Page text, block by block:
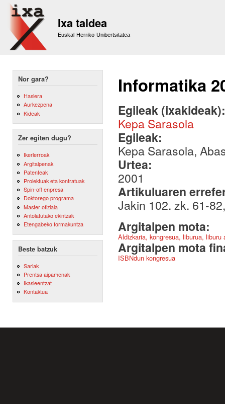
Ixa taldea
Euskal Herriko Unibertsitatea
Nor gara?
Hasiera
Aurkezpena
Kideak
Zer egiten dugu?
Ikerlerroak
Argitalpenak
Patenteak
Proiektuak eta kontratuak
Spin-off enpresa
Doktorego programa
Master ofiziala
Antolatutako ekintzak
Etengabeko formakuntza
Beste batzuk
Sariak
Prentsa aipamenak
Ikasleentzat
Kontaktua
Informatika
Egileak
Kepa Sarasola
Egileak:
Kepa Sarasola,
Urtea:
2001
Artikuluaren
Jakin 102. zk. 61-
Argitalpen mota:
Aldizkaria, kongresua, liburua,
Argitalpen mota
ISBNdun kongresua